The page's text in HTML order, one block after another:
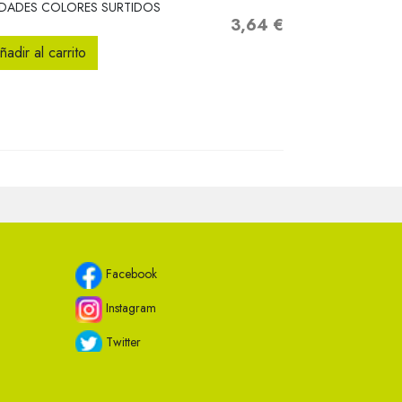
COLORES SURTIDOS
Precio
3,64 €
al carrito
Facebook
Instagram
Twitter